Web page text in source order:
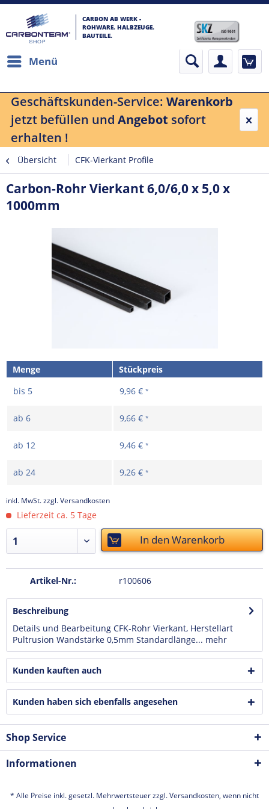
CARBON AB WERK -
ROHWARE. HALBZEUGE.
BAUTEILE.
Menü
Geschäftskunden-Service: Warenkorb
jetzt befüllen und Angebot sofort
erhalten !
Übersicht CFK-Vierkant Profile
Carbon-Rohr Vierkant 6,0/6,0 x 5,0 x
1000mm
Menge
Stückpreis
bis 5 9,96 € *
ab 6 9,66 € *
ab 12 9,46 € *
ab 24 9,26 € *
inkl. MwSt.zzgl. Versandkosten
Lieferzeit ca. 5 Tage
In denWarenkorb
Artikel-Nr.: r100606
Beschreibung
Details und Bearbeitung CFK-Rohr Vierkant, Herstellart
Pultrusion Wandstärke 0,5mm Standardlänge... mehr
Kunden kauften auch
Kunden haben sich ebenfalls angesehen
Shop Service
Informationen
* Alle Preise inkl. gesetzl. Mehrwertsteuer zzgl.Versandkosten, wenn nicht